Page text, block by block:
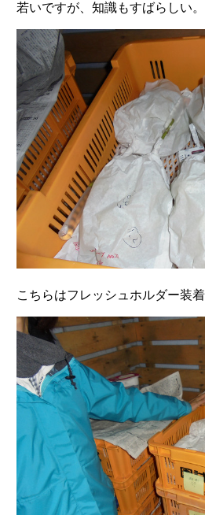
若いですが、知識もすばらしい
こちらはフレッシュホルダー装